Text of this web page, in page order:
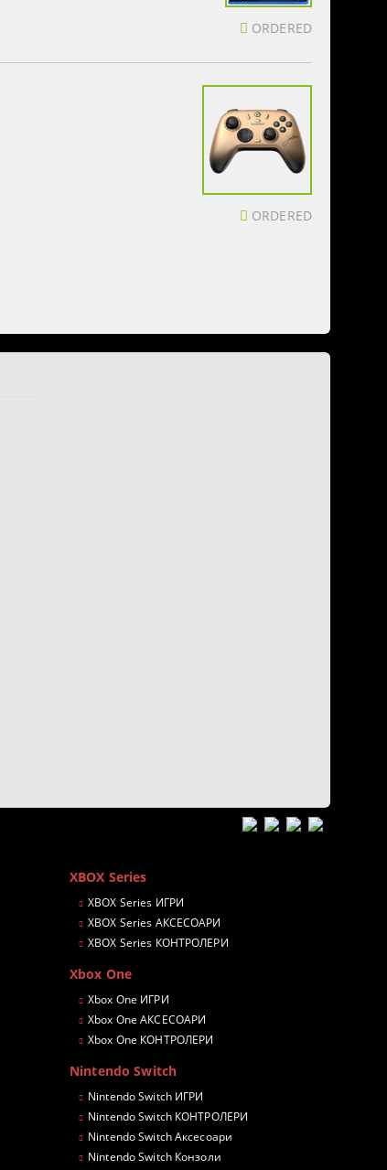
ORDERED
ORDERED
XBOX Series
XBOX Series ИГРИ
XBOX Series АКСЕСОАРИ
XBOX Series КОНТРОЛЕРИ
Xbox One
Xbox One ИГРИ
Xbox One АКСЕСОАРИ
Xbox One КОНТРОЛЕРИ
Nintendo Switch
Nintendo Switch ИГРИ
Nintendo Switch КОНТРОЛЕРИ
Nintendo Switch Аксесоари
Nintendo Switch Конзоли